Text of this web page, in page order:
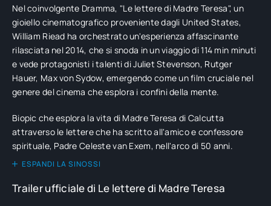
Nel coinvolgente Dramma, "Le lettere di Madre Teresa", un
gioiello cinematografico proveniente dagli United States,
William Riead ha orchestrato un'esperienza affascinante
rilasciata nel 2014, che si snoda in un viaggio di 114 min minuti
e vede protagonisti i talenti di Juliet Stevenson, Rutger
Hauer, Max von Sydow, emergendo come un film cruciale nel
genere del cinema che esplora i confini della mente.
Biopic che esplora la vita di Madre Teresa di Calcutta
attraverso le lettere che ha scritto all'amico e confessore
spirituale, Padre Celeste van Exem, nell'arco di 50 anni.
ESPANDI LA SINOSSI
Trailer ufficiale di Le lettere di Madre Teresa